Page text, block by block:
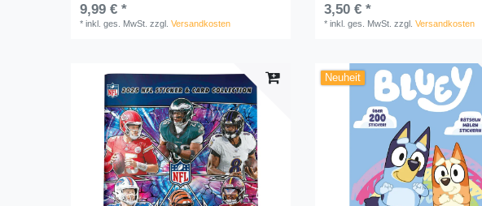
9,99 € *
*inkl. ges. MwSt. zzgl.Versandkosten
3,50 € *
*inkl. ges. MwSt. zzgl.Versandkosten
Neuheit